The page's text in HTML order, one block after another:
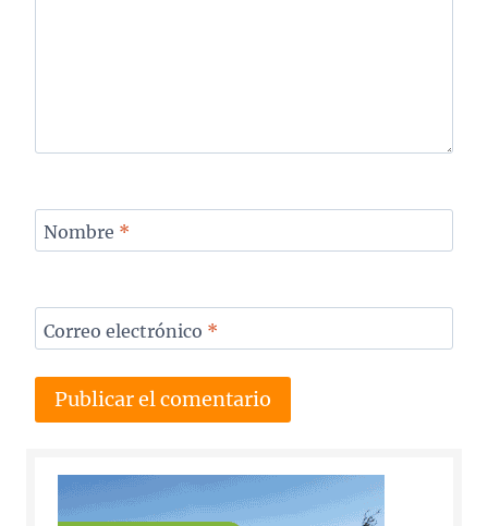
Nombre *
Correo electrónico *